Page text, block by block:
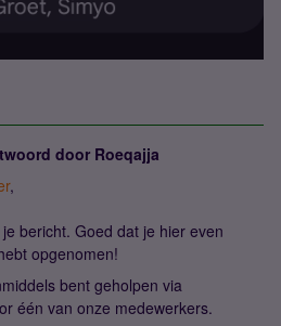
door Roeqajja
,
bericht. Goed dat je hier even
opgenomen!
bent geholpen via
één van onze medewerkers.